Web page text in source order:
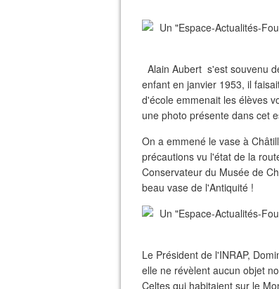
Alain Aubert s'est souvenu
enfant en janvier 1953, il
d'école emmenait les élèves
une photo présente dans cet
On a emmené le vase à
précautions vu l'état de la
Conservateur du Musée de
beau vase de l'Antiquité !
Le Président de l'INRAP,
elle ne révèlent aucun objet
Celtes qui habitaient sur le